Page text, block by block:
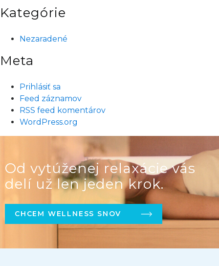
Kategórie
Nezaradené
Meta
Prihlásiť sa
Feed záznamov
RSS feed komentárov
WordPress.org
Od vytúženej relaxácie vás
delí už len jeden krok.
CHCEM WELLNESS SNOV